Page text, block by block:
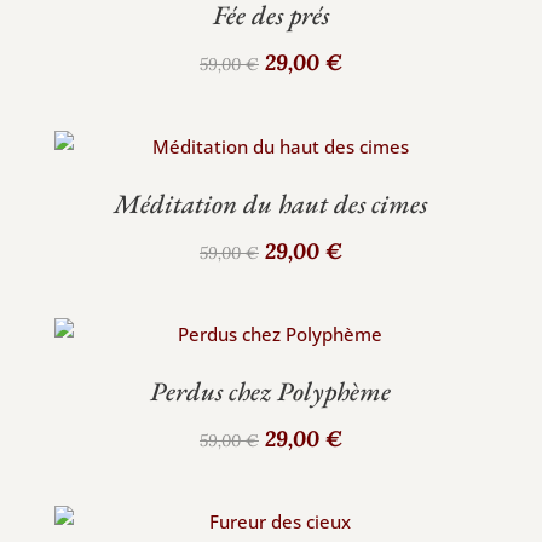
Fée des prés
59,00€ Le
était :
59,00 €.
29,00 €Le
est :
29,00 €.
Méditation du haut des cimes
59,00€ Le
était :
59,00 €.
29,00 €Le
est :
29,00 €.
Perdus chez Polyphème
59,00€ Le
était :
29,00 €Le
est :